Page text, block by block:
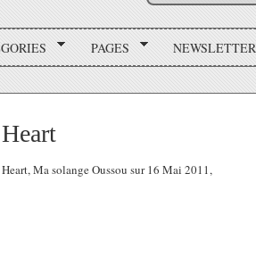
PAGES NEWSLETTER
Ma solange Oussou sur 16 Mai 2011,